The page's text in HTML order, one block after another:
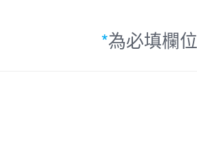
*為必填欄位